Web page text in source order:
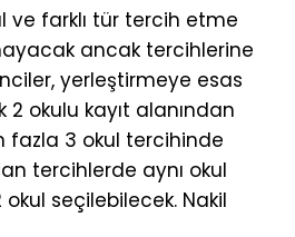
ve farklı tür tercih etme
ancak tercihlerine
yerleştirmeye esas
okulu kayıt alanından
fazla 3 okul tercihinde
tercihlerde aynı okul
seçilebilecek. Nakil